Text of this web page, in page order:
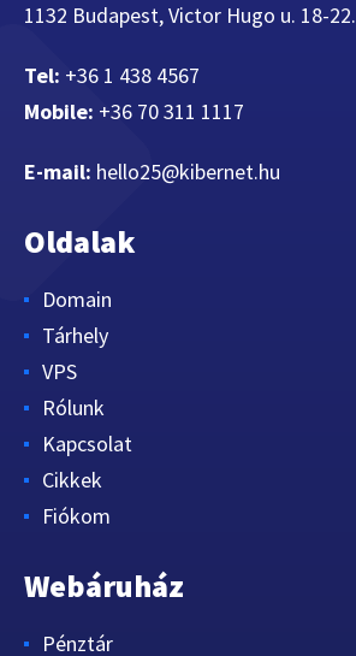
1132 Budapest, Victor Hugo u. 18-22.
Tel: +36 1 438 4567
Mobile: +36 70 311 1117
E-mail: hello25@kibernet.hu
Oldalak
Domain
Tárhely
VPS
Rólunk
Kapcsolat
Cikkek
Fiókom
Webáruház
Pénztár